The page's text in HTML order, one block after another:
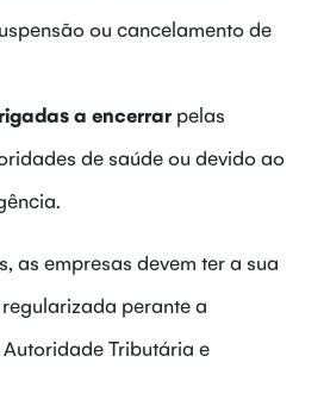
ou cancelamento de
a encerrarpelas
de saúde ou devido ao
as empresas devem ter a sua
perante a
Tributária e